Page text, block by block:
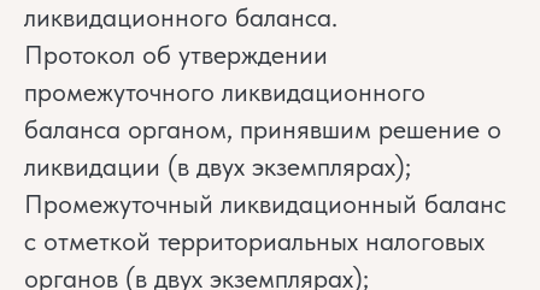
ликвидационного баланса.
Протокол об утверждении
промежуточного ликвидационного
баланса органом, принявшим решение о
ликвидации (в двух экземплярах);
Промежуточный ликвидационный баланс
с отметкой территориальных налоговых
органов (в двух экземплярах);